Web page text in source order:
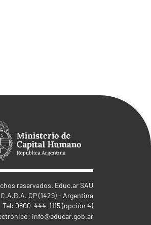
reservados. Educ.ar SAU
CP (1429) - Argentina
Tel: 0800-444-1115 (opción 4)
info@educar.gob.ar